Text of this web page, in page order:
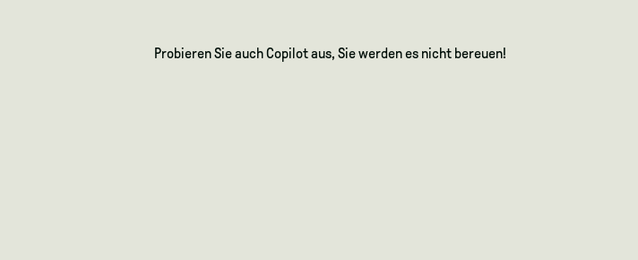
Probieren Sie auch Copilot aus, Sie werden es nicht bereuen!